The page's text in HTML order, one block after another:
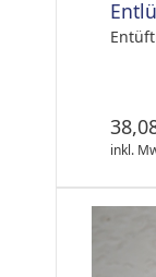
inkl.